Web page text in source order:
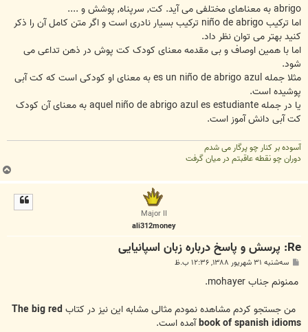
ت
abrigo به معناهای مختلفی می آید. کت, سرپناه, پوشش و ....
اما ترکیب niño de abrigo ترکیب بسیار نادری است و اگر متن کامل آن را ذکر
کنید بهتر می توان نظر داد.
اما با همین اوصاف و بی مقدمه معنای کودک کت پوش در ذهن تداعی می
شود.
مثلا جمله es un niño de abrigo azul به معنای او کودکی است که کت آبی
پوشیده است.
یا در جمله aquel niño de abrigo azul es estudiante به معنای آن کودک
کت آبی دانش آموز است.
آسوده بر کنار چو پرگار می شدم
دوران چو نقطه عاقبتم در میان گرفت
Major II
ali312money
Re: پرسش و پاسخ درباره زبان اسپانیایی
ت
سه‌شنبه ۳۱ شهریور ۱۳۸۸, ۱۲:۳۶ ب.ظ
ممنونم جناب mohayer.
من جستجو کردم مشاهده نمودم مثالی مشابه این نیز در کتاب The big red
book of spanish idiomsآمده است.